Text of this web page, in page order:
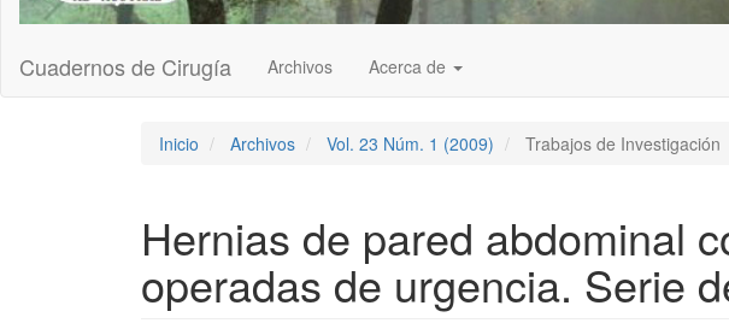
Cuadernos de Cirugía Archivos Acerca de
Inicio Archivos Vol. 23 Núm. 1 (2009) Trabajos de Investigación
Hernias de pared abdominal
operadas de urgencia. Serie